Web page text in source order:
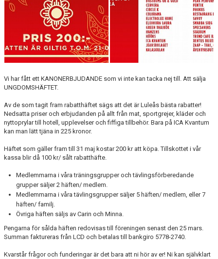
Vi har fått ett KANONERBJUDANDE som vi inte kan tacka nej till. Att sälja
UNGDOMSHÄFTET.
Av de som tagit fram rabatthäftet sägs att det är Luleås bästa rabatter!
Nedsatta priser och erbjudanden på allt från mat, sportgrejer, kläder och
nyttoprylar till hotell, upplevelser och fiffiga tillbehör. Bara på ICA Kvantum
kan man lätt tjäna in 225 kronor.
Häftet som gäller fram till 31 maj kostar 200 kr att köpa. Tillskottet i vår
kassa blir då 100 kr/ sålt rabatthäfte.
Medlemmarna i våra träningsgrupper och tävlingsförberedande
grupper säljer 2 häften/ medlem.
Medlemmarna i våra tävlingsgrupper säljer 5 häften/ medlem, eller 7
häften/ familj.
Övriga häften säljs av Carin och Minna.
Pengarna för sålda häften redovisas till föreningen senast den 25 mars.
Summan faktureras från LCD och betalas till bankgiro 5778-2740.
Kvarstår frågor och funderingar är det bara att ni hör av er! Ni kan självklart